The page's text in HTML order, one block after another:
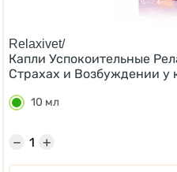
Relaxivet/
Капли Успокоительные
Страхах и Возбуждении у
10 мл
+
−